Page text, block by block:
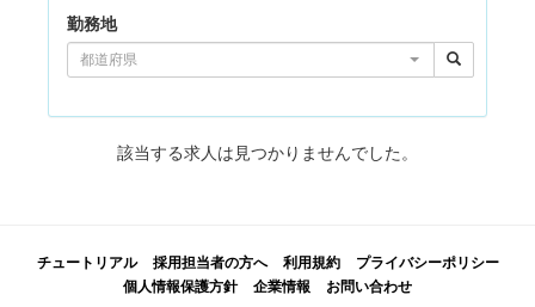
勤務地
都道府県
該当する求人は見つかりませんでした。
チュートリアル 採用担当者の方へ 利用規約
プライバシーポリシー
個人情報保護方針
企業情報 お問い合わせ